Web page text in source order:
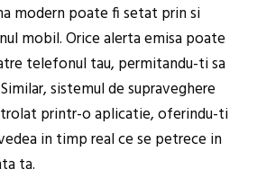
modern poate fi setat prin si
mobil. Orice alerta emisa poate
telefonul tau, permitandu-ti sa
sistemul de supraveghere
printr-o aplicatie, oferindu-ti
in timp real ce se petrece in
ta.